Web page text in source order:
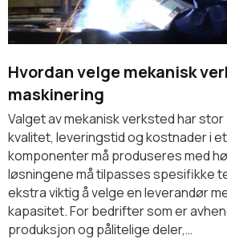
Hvordan velge mekanisk
maskinering
Valget av mekanisk verksted har
kvalitet, leveringstid og kostnader i
komponenter må produseres med
løsningene må tilpasses spesifikke
ekstra viktig å velge en leverandør
kapasitet. For bedrifter som er
produksjon og pålitelige deler,…